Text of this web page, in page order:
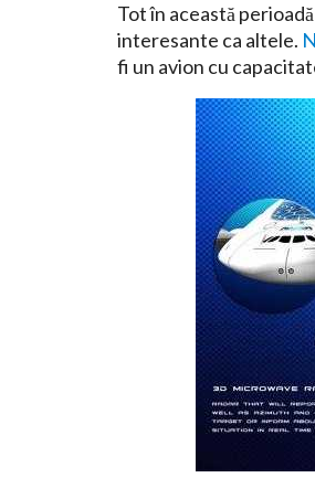
Tot în această
interesante ca altele.
fi un avion cu